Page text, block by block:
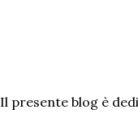
Il presente blog è